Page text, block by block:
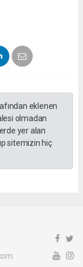
eklenen
olmadan
yer alan
sitemizin hiç